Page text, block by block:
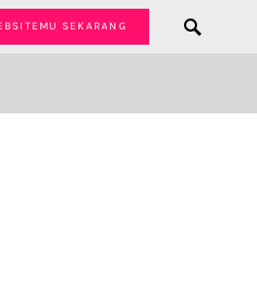
SEKARANG